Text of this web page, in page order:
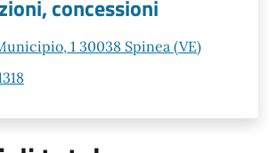
concessioni
1 30038 Spinea (VE)